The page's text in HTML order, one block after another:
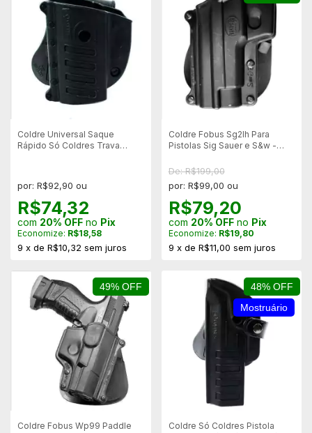
Coldre Universal Saque
Rápido Só Coldres Trava
por: R$92,90 ou
R$74,32
com 20% OFF no Pix
Economize: R$18,58
9 x de R$10,32 sem juros
Coldre Fobus Sg2lh Para
Pistolas Sig Sauer e S&w -
De: R$199,00
por: R$99,00 ou
R$79,20
com 20% OFFno Pix
Economize: R$19,80
9 x de R$11,00 sem juros
49% OFF
Coldre Fobus Wp99 Paddle
48% OFF
Mostruário
Coldre Só Coldres Pistola